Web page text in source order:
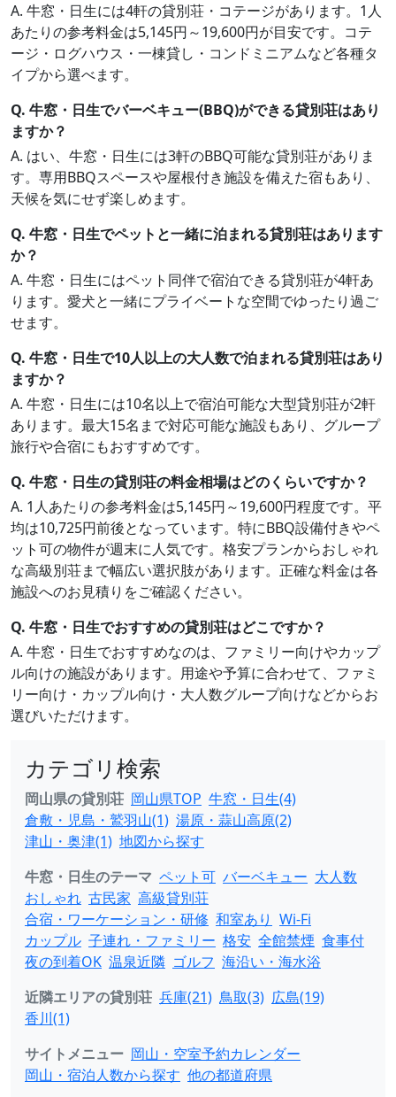
A. 牛窓・日生には4軒の貸別荘・コテージがあります。1人
あたりの参考料金は5,145円～19,600円が目安です。コテ
ージ・ログハウス・一棟貸し・コンドミニアムなど各種タ
イプから選べます。
Q. 牛窓・日生でバーベキュー(BBQ)ができる貸別荘はあり
ますか？
A. はい、牛窓・日生には3軒のBBQ可能な貸別荘がありま
す。専用BBQスペースや屋根付き施設を備えた宿もあり、
天候を気にせず楽しめます。
Q. 牛窓・日生でペットと一緒に泊まれる貸別荘はあります
か？
A. 牛窓・日生にはペット同伴で宿泊できる貸別荘が4軒あ
ります。愛犬と一緒にプライベートな空間でゆったり過ご
せます。
Q. 牛窓・日生で10人以上の大人数で泊まれる貸別荘はあり
ますか？
A. 牛窓・日生には10名以上で宿泊可能な大型貸別荘が2軒
あります。最大15名まで対応可能な施設もあり、グループ
旅行や合宿にもおすすめです。
Q. 牛窓・日生の貸別荘の料金相場はどのくらいですか？
A. 1人あたりの参考料金は5,145円～19,600円程度です。平
均は10,725円前後となっています。特にBBQ設備付きやペ
ット可の物件が週末に人気です。格安プランからおしゃれ
な高級別荘まで幅広い選択肢があります。正確な料金は各
施設へのお見積りをご確認ください。
Q. 牛窓・日生でおすすめの貸別荘はどこですか？
A. 牛窓・日生でおすすめなのは、ファミリー向けやカップ
ル向けの施設があります。用途や予算に合わせて、ファミ
リー向け・カップル向け・大人数グループ向けなどからお
選びいただけます。
カテゴリ検索
岡山県の貸別荘 岡山県TOP 牛窓・日生(4)
倉敷・児島・鷲羽山(1) 湯原・蒜山高原(2)
津山・奥津(1) 地図から探す
牛窓・日生のテーマ ペット可 バーベキュー 大人数
おしゃれ 古民家 高級貸別荘
合宿・ワーケーション・研修 和室あり Wi-Fi
カップル 子連れ・ファミリー 格安 全館禁煙 食事付
夜の到着OK 温泉近隣 ゴルフ 海沿い・海水浴
近隣エリアの貸別荘 兵庫(21) 鳥取(3) 広島(19)
香川(1)
サイトメニュー 岡山・空室予約カレンダー
岡山・宿泊人数から探す 他の都道府県